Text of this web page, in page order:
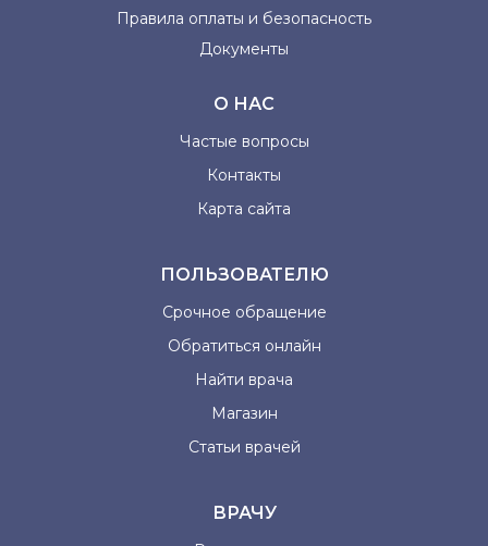
Правила оплаты и безопасность
Документы
О НАС
Частые вопросы
Контакты
Карта сайта
ПОЛЬЗОВАТЕЛЮ
Срочное обращение
Обратиться онлайн
Найти врача
Магазин
Статьи врачей
ВРАЧУ